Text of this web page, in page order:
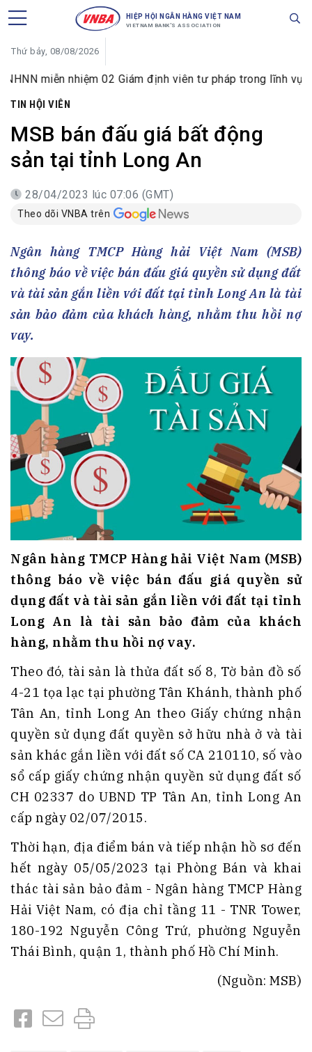
HIỆP HỘI NGÂN HÀNG VIỆT NAM
VIETNAM BANK'S ASSOCIATION
Thứ bảy, 08/08/2026
nhiệm 02 Giám định viên tư pháp trong lĩnh vực tiền tệ
TIN HỘI VIÊN
MSB bán đấu giá bất động
sản tại tỉnh Long An
28/04/2023 lúc 07:06 (GMT)
Theo dõi VNBA trên
Ngân hàng TMCP Hàng hải Việt Nam (MSB)
thông báo về việc bán đấu giá quyền sử dụng đất
và tài sản gắn liền với đất tại tỉnh Long An là tài
sản bảo đảm của khách hàng, nhằm thu hồi nợ
vay.
Ngân hàng TMCP Hàng hải Việt Nam (MSB)
thông báo về việc bán đấu giá quyền sử
dụng đất và tài sản gắn liền với đất tại tỉnh
Long An là tài sản bảo đảm của khách
hàng, nhằm thu hồi nợ vay.
Theo đó, tài sản là thửa đất số 8, Tờ bản đồ số
4-21 tọa lạc tại phường Tân Khánh, thành phố
Tân An, tỉnh Long An theo Giấy chứng nhận
quyền sử dụng đất quyền sở hữu nhà ở và tài
sản khác gắn liền với đất số CA 210110, số vào
sổ cấp giấy chứng nhận quyền sử dụng đất số
CH 02337 do UBND TP Tân An, tỉnh Long An
cấp ngày 02/07/2015.
Thời hạn, địa điểm bán và tiếp nhận hồ sơ đến
hết ngày 05/05/2023 tại Phòng Bán và khai
thác tài sản bảo đảm - Ngân hàng TMCP Hàng
Hải Việt Nam, có địa chỉ tầng 11 - TNR Tower,
180-192 Nguyễn Công Trứ, phường Nguyễn
Thái Bình, quận 1, thành phố Hồ Chí Minh.
(Nguồn: MSB)